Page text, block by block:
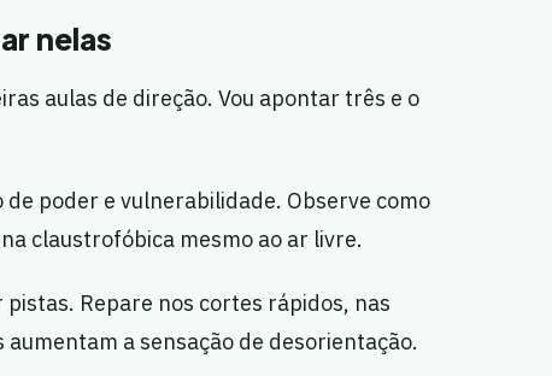
nelas
aulas de direção. Vou apontar três e o
poder e vulnerabilidade. Observe como
claustrofóbica mesmo ao ar livre.
Repare nos cortes rápidos, nas
a sensação de desorientação.